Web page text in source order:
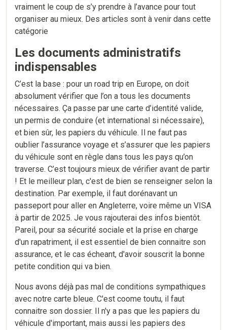
vraiment le coup de s’y prendre à l’avance pour tout
organiser au mieux. Des articles sont à venir dans cette
catégorie
Les documents administratifs
indispensables
C’est la base : pour un road trip en Europe, on doit
absolument vérifier que l’on a tous les documents
nécessaires. Ça passe par une carte d’identité valide,
un permis de conduire (et international si nécessaire),
et bien sûr, les papiers du véhicule. Il ne faut pas
oublier l’assurance voyage et s’assurer que les papiers
du véhicule sont en règle dans tous les pays qu’on
traverse. C’est toujours mieux de vérifier avant de partir
! Et le meilleur plan, c'est de bien se renseigner selon la
destination. Par exemple, il faut dorénavant un
passeport pour aller en Angleterre, voire même un VISA
à partir de 2025. Je vous rajouterai des infos bientôt.
Pareil, pour sa sécurité sociale et la prise en charge
d'un rapatriment, il est essentiel de bien connaitre son
assurance, et le cas écheant, d'avoir souscrit la bonne
petite condition qui va bien.
Nous avons déjà pas mal de conditions sympathiques
avec notre carte bleue. C'est coome toutu, il faut
connaitre son dossier. Il n'y a pas que les papiers du
véhicule d'important, mais aussi les papiers des